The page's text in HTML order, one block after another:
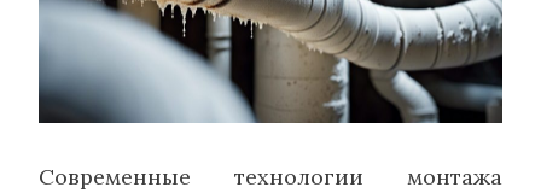
Современные технологии монтажа